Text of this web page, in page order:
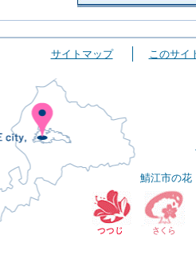
サイトマップ このサイ
鯖江市の花